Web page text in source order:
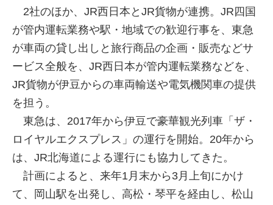
2社のほか、JR西日本とJR貨物が連携。JR四国
が管内運転業務や駅・地域での歓迎行事を、東急
が車両の貸し出しと旅行商品の企画・販売などサ
ービス全般を、JR西日本が管内運転業務などを、
JR貨物が伊豆からの車両輸送や電気機関車の提供
を担う。
東急は、2017年から伊豆で豪華観光列車「ザ・
ロイヤルエクスプレス」の運行を開始。20年から
は、JR北海道による運行にも協力してきた。
計画によると、来年1月末から3月上旬にかけ
て、岡山駅を出発し、高松・琴平を経由し、松山